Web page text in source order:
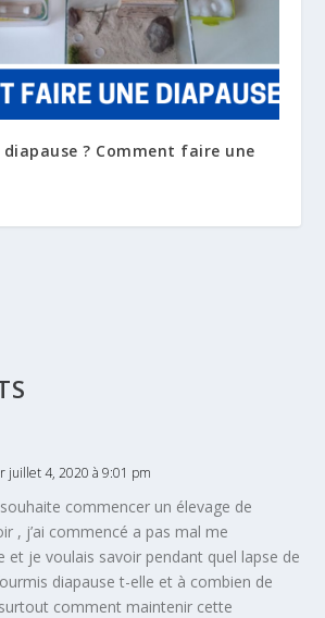
diapause ? Comment faire une
juillet 4, 2020 à 9:01 pm
commencer un élevage de
, j’ai commencé a pas mal me
et je voulais savoir pendant quel lapse de
diapause t-elle et à combien de
comment maintenir cette